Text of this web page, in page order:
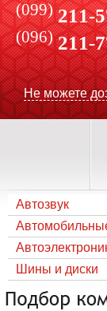
(099) 211-
(096)211-
Не можете
Автозвук
Шины и диски